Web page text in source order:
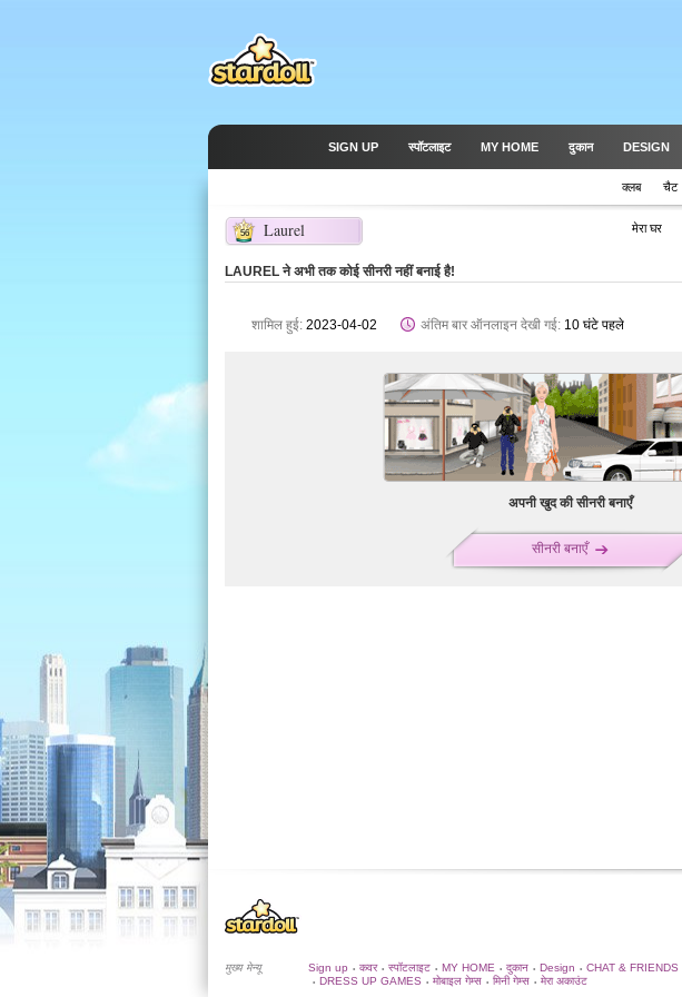
SIGN UP स्पॉटलाइट MY HOME दुकान DESIGN
क्लब चैट
Laurel
56 मेरा घर
LAUREL ने अभी तक कोई सीनरी नहीं बनाई है!
शामिल हुई: 2023-04-02 अंतिम बार ऑनलाइन देखी गई: 10 घंटे पहले
अपनी खुद की सीनरी बनाएँ
सीनरी बनाएँ
मुख्य मेन्यू Sign up • कवर • स्पॉटलाइट • MY HOME • दुकान • Design • CHAT & FRIENDS
• DRESS UP GAMES • मोबाइल गेम्स • मिनी गेम्स • मेरा अकाउंट